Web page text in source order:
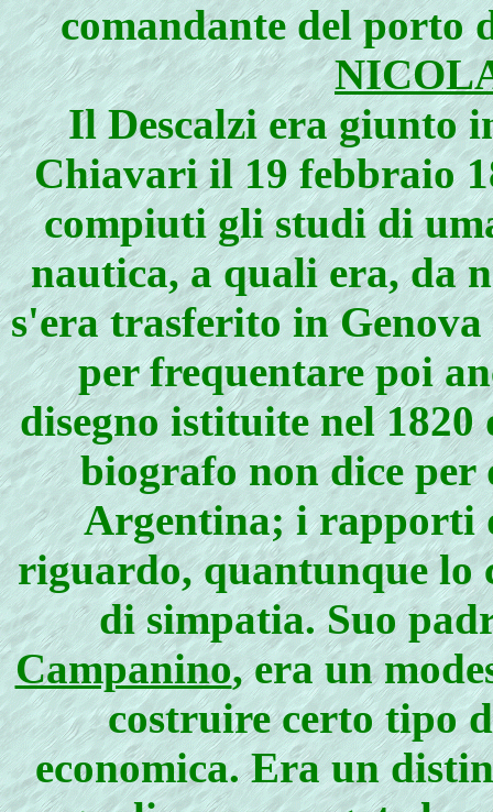
comandante del porto
Il Descalzi era giunto
Chiavari il 19 febbraio
compiuti gli studi di
nautica, a quali era, da
s'era trasferito in
per frequentare poi
disegno istituite nel
biografo non dice per
Argentina; i rapporti
riguardo, quan­tunque lo
di simpatia. Suo
Campanino, era un
costruire certo tipo
economica. Era un